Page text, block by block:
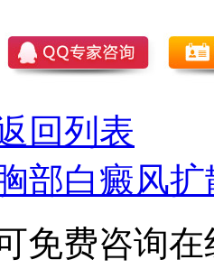
回列表
部白癜风
免费咨询